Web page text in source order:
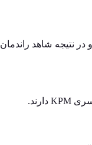
نتیجه شاهد راندمان